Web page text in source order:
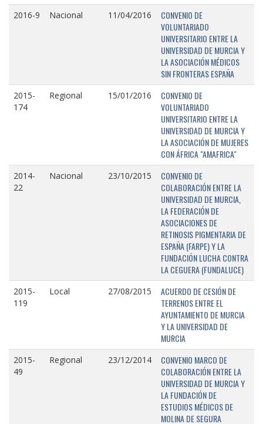
2016-9 Nacional 11/04/2016
CONVENIO DE
VOLUNTARIADO
UNIVERSITARIO ENTRE LA
UNIVERSIDAD DE MURCIA Y
LA ASOCIACIÓN MÉDICOS
SIN FRONTERAS ESPAÑA
2015-
174
Regional 15/01/2016
CONVENIO DE
VOLUNTARIADO
UNIVERSITARIO ENTRE LA
UNIVERSIDAD DE MURCIA Y
LA ASOCIACIÓN DE MUJERES
CON ÁFRICA "AMAFRICA"
2014-
22
Nacional 23/10/2015
CONVENIO DE
COLABORACIÓN ENTRE LA
UNIVERSIDAD DE MURCIA,
LA FEDERACIÓN DE
ASOCIACIONES DE
RETINOSIS PIGMENTARIA DE
ESPAÑA (FARPE) Y LA
FUNDACIÓN LUCHA CONTRA
LA CEGUERA (FUNDALUCE)
2015-
119
Local 27/08/2015
ACUERDO DE CESIÓN DE
TERRENOS ENTRE EL
AYUNTAMIENTO DE MURCIA
Y LA UNIVERSIDAD DE
MURCIA
2015-
49
Regional 23/12/2014
CONVENIO MARCO DE
COLABORACIÓN ENTRE LA
UNIVERSIDAD DE MURCIA Y
LA FUNDACIÓN DE
ESTUDIOS MÉDICOS DE
MOLINA DE SEGURA